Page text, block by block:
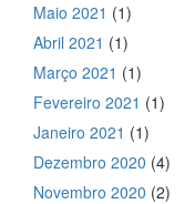
Maio 2021 (1)
Abril 2021 (1)
Março 2021 (1)
Fevereiro 2021 (1)
Janeiro 2021 (1)
Dezembro 2020 (4)
Novembro 2020 (2)